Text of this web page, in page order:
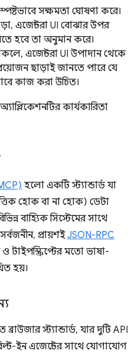
সক্ষমতা ঘোষণা করে।
এজেন্টরা UI বোঝার উপর
হবে তা অনুমান করে।
এজেন্টরা UI উপাদান থেকে
ছাড়াই জানতে পারে যে
কাজ করা উচিত।
কার্যকারিতা
হলো একটি স্ট্যান্ডার্ড যা
হোক বা না হোক) ডেটা
বাহ্যিক সিস্টেমের সাথে
প্রায়শইJSON-RPC
টাইপস্ক্রিপ্টের মতো ভাষা-
হয়।
স্ট্যান্ডার্ড, যার দুটি API
ইন এজেন্টের সাথে যোগাযোগ